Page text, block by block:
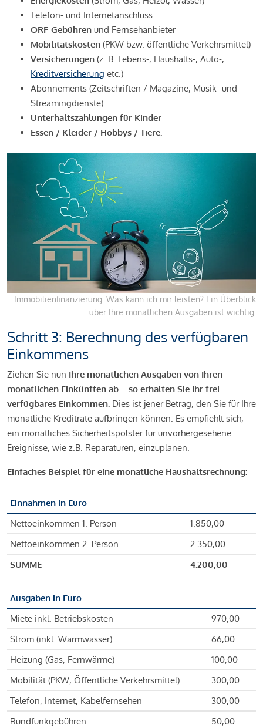
Telefon- und Internetanschluss
ORF-Gebühren und Fernsehanbieter
Mobilitätskosten (PKW bzw. öffentliche Verkehrsmittel)
Versicherungen (z. B. Lebens-, Haushalts-, Auto-,
Kreditversicherung etc.)
Abonnements (Zeitschriften / Magazine, Musik- und
Streamingdienste)
Unterhaltszahlungen für Kinder
Essen / Kleider / Hobbys / Tiere.
Immobilienfinanzierung: Was kann ich mir leisten? Ein Überblick
über Ihre monatlichen Ausgaben ist wichtig.
Schritt 3: Berechnung des verfügbaren
Einkommens
Ziehen Sie nun Ihre monatlichen Ausgaben von Ihren
monatlichen Einkünften ab – so erhalten Sie Ihr frei
verfügbares Einkommen. Dies ist jener Betrag, den Sie für Ihre
monatliche Kreditrate aufbringen können. Es empfiehlt sich,
ein monatliches Sicherheitspolster für unvorhergesehene
Ereignisse, wie z.B. Reparaturen, einzuplanen.
Einfaches Beispiel für eine monatliche Haushaltsrechnung:
Einnahmen in Euro
Nettoeinkommen 1. Person
1.850,00
Nettoeinkommen 2. Person
2.350,00
SUMME
4.200,00
Ausgaben in Euro
Miete inkl. Betriebskosten
970,00
Strom (inkl. Warmwasser)
66,00
Heizung (Gas, Fernwärme)
100,00
Mobilität (PKW, Öffentliche Verkehrsmittel)
300,00
Telefon, Internet, Kabelfernsehen
300,00
Rundfunkgebühren
50,00